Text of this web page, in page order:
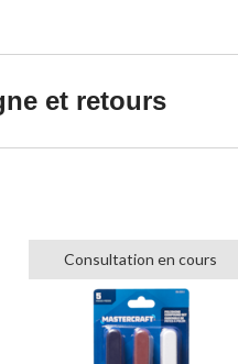
et retours
Consultation en cours